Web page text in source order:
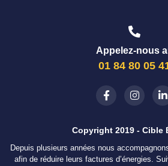
Appelez-nous
01 84 80 05
Copyright 2019 - Cible
Depuis plusieurs années nous
afin de réduire leurs factures d’énergies.